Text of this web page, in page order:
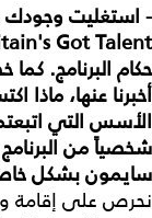
- استغليت
's Got Talent
حكام البرنامج.
أخبرنا عنها، ماذا
الأسس التي
شخصياً من
سايمون بشكل
نحرص على إقامة